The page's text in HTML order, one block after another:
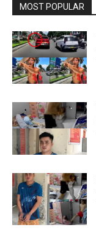
MOST POPULAR